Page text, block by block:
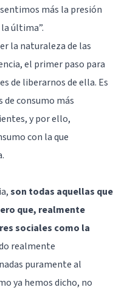
más la presión
última”.
la naturaleza de las
el primer paso para
de liberarnos de ella. Es
consumo más
y por ello,
con la que
son todas aquellas que
que, realmente
sociales como la
realmente
puramente al
ya hemos dicho, no